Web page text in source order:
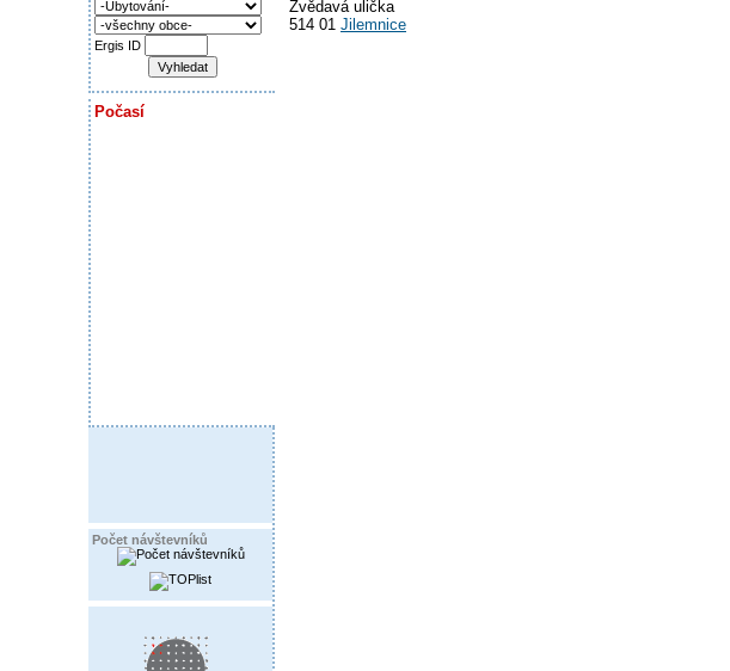
Ergis ID
Počasí
Počet návštevníků
Zvědavá ulička
514 01 Jilemnice